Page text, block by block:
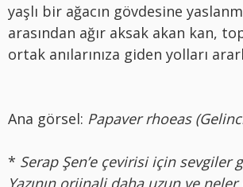
yaşlı bir ağacın gövdesine
arasından ağır aksak akan kan,
ortak anılarınıza giden yolları
Ana görsel: Papaver rhoeas
* Serap Şen’e çevirisi için sevgiler
Yazının orjinali daha uzun ve neler